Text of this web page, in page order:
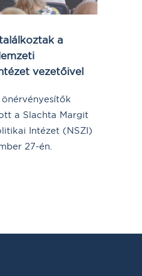
a
vezetőivel
a Slachta Margit
Intézet (NSZI)
27-én.